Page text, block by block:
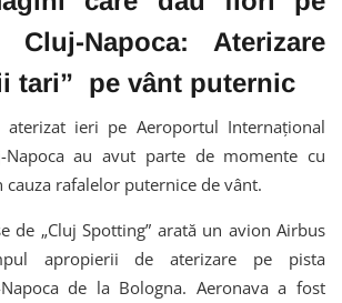
Cluj-Napoca: Aterizare
tari” pe vânt puternic
aterizat ieri pe Aeroportul Internațional
au avut parte de momente cu
cauza rafalelor puternice de vânt.
de „Cluj Spotting” arată un avion Airbus
apropierii de aterizare pe pista
de la Bologna. Aeronava a fost